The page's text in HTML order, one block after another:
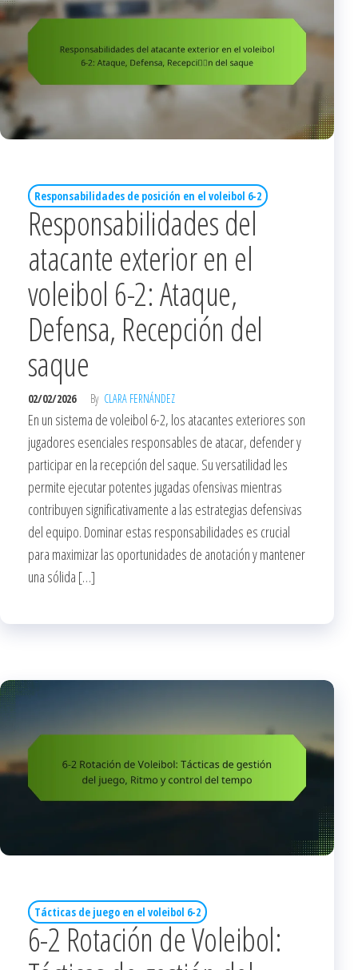
Responsabilidades de posición en el voleibol 6-2
Responsabilidades del
atacante exterior en el
voleibol 6-2: Ataque,
Defensa, Recepción del
saque
02/02/2026 By CLARA FERNÁNDEZ
En un sistema de voleibol 6-2, los atacantes exteriores son
jugadores esenciales responsables de atacar, defender y
participar en la recepción del saque. Su versatilidad les
permite ejecutar potentes jugadas ofensivas mientras
contribuyen significativamente a las estrategias defensivas
del equipo. Dominar estas responsabilidades es crucial
para maximizar las oportunidades de anotación y mantener
una sólida […]
Tácticas de juego en el voleibol 6-2
6-2 Rotación de Voleibol: